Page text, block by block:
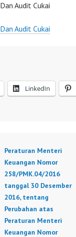
Audit Cukai
Audit Cukai
LinkedIn
Peraturan Menteri
Keuangan Nomor
258/PMK.04/2016
tanggal 30 Desember
2016, tentang
Perubahan atas
Peraturan Menteri
Keuangan Nomor